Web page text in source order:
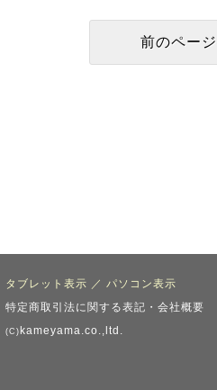
タブレット表示 ／ パソコン表示
特定商取引法に関する表記・会社概要
(C) kameyama.co.,ltd.